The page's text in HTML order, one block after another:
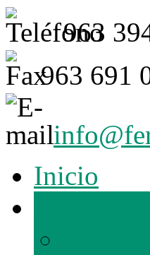
963
963 691
Inicio